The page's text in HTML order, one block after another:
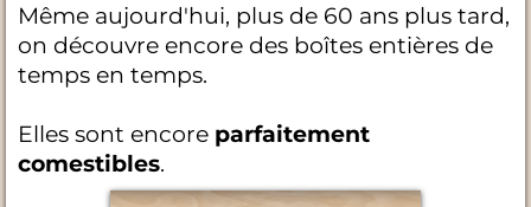
Même aujourd'hui, plus de 60 ans plus tard,
on découvre encore des boîtes entières de
temps en temps.
Elles sont encore parfaitement
comestibles.